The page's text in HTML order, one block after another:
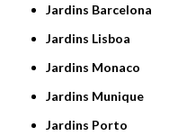
Jardins Barcelona
Jardins Lisboa
Jardins Monaco
Jardins Munique
Jardins Porto